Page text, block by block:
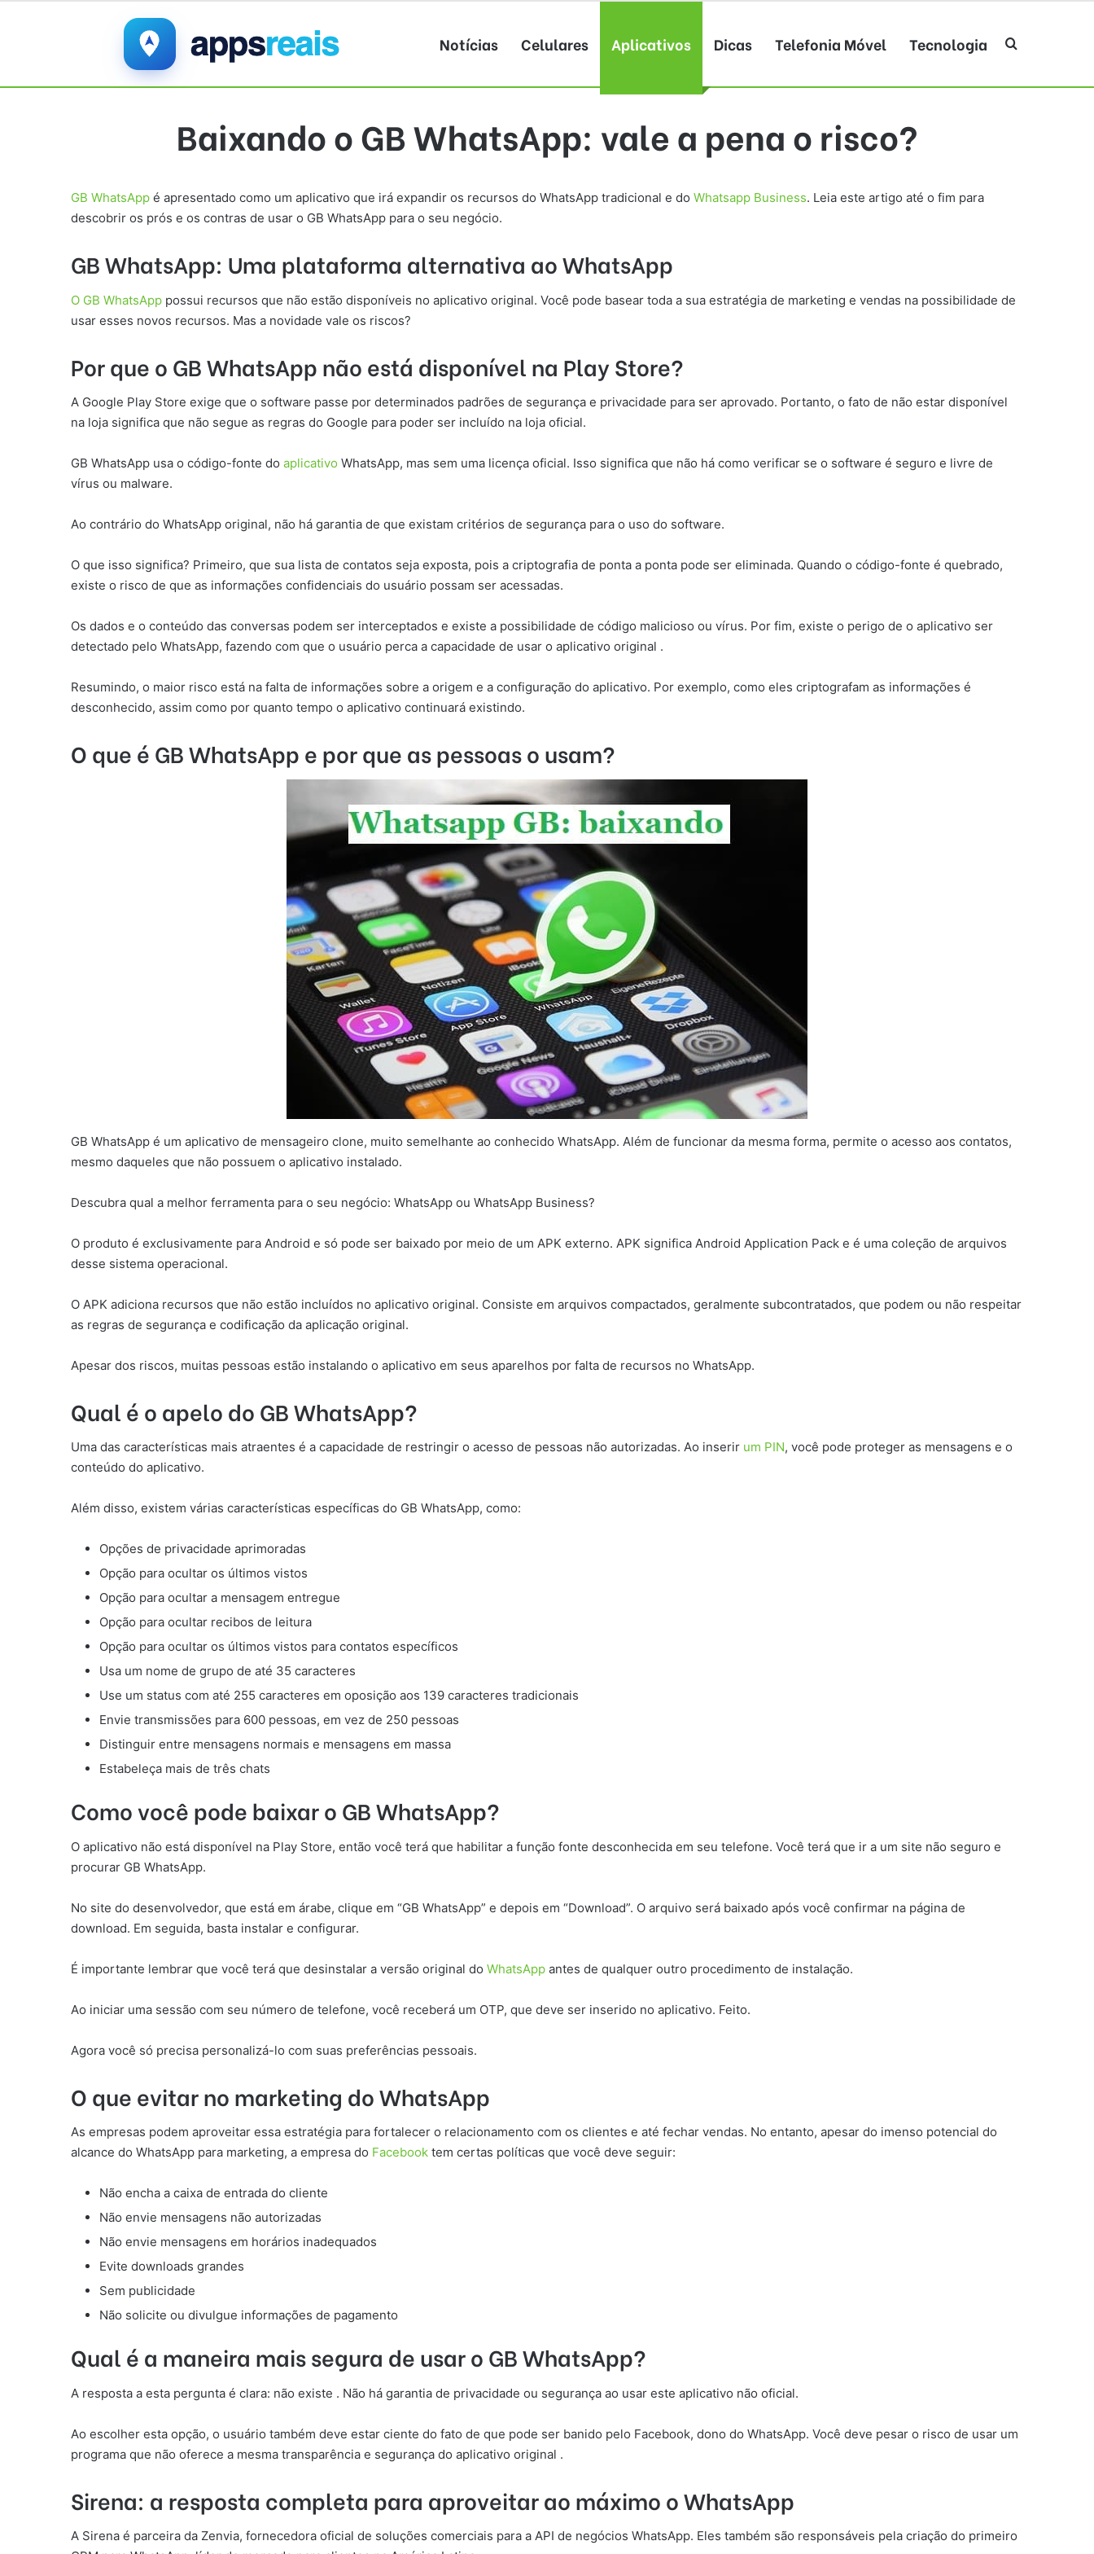
Notícias Celulares Aplicativos Dicas Telefonia Móvel Tecnologia Procurar por
Baixando o GB WhatsApp: vale a pena o risco?
GB WhatsApp é apresentado como um aplicativo que irá expandir os recursos do WhatsApp tradicional e do Whatsapp Business. Leia este artigo até o fim para
descobrir os prós e os contras de usar o GB WhatsApp para o seu negócio.
GB WhatsApp: Uma plataforma alternativa ao WhatsApp
O GB WhatsApp possui recursos que não estão disponíveis no aplicativo original. Você pode basear toda a sua estratégia de marketing e vendas na possibilidade de
usar esses novos recursos. Mas a novidade vale os riscos?
Por que o GB WhatsApp não está disponível na Play Store?
A Google Play Store exige que o software passe por determinados padrões de segurança e privacidade para ser aprovado. Portanto, o fato de não estar disponível
na loja significa que não segue as regras do Google para poder ser incluído na loja oficial.
GB WhatsApp usa o código-fonte do aplicativo WhatsApp, mas sem uma licença oficial. Isso significa que não há como verificar se o software é seguro e livre de
vírus ou malware.
Ao contrário do WhatsApp original, não há garantia de que existam critérios de segurança para o uso do software.
O que isso significa? Primeiro, que sua lista de contatos seja exposta, pois a criptografia de ponta a ponta pode ser eliminada. Quando o código-fonte é quebrado,
existe o risco de que as informações confidenciais do usuário possam ser acessadas.
Os dados e o conteúdo das conversas podem ser interceptados e existe a possibilidade de código malicioso ou vírus. Por fim, existe o perigo de o aplicativo ser
detectado pelo WhatsApp, fazendo com que o usuário perca a capacidade de usar o aplicativo original .
Resumindo, o maior risco está na falta de informações sobre a origem e a configuração do aplicativo. Por exemplo, como eles criptografam as informações é
desconhecido, assim como por quanto tempo o aplicativo continuará existindo.
O que é GB WhatsApp e por que as pessoas o usam?
GB WhatsApp é um aplicativo de mensageiro clone, muito semelhante ao conhecido WhatsApp. Além de funcionar da mesma forma, permite o acesso aos contatos,
mesmo daqueles que não possuem o aplicativo instalado.
Descubra qual a melhor ferramenta para o seu negócio: WhatsApp ou WhatsApp Business?
O produto é exclusivamente para Android e só pode ser baixado por meio de um APK externo. APK significa Android Application Pack e é uma coleção de arquivos
desse sistema operacional.
O APK adiciona recursos que não estão incluídos no aplicativo original. Consiste em arquivos compactados, geralmente subcontratados, que podem ou não respeitar
as regras de segurança e codificação da aplicação original.
Apesar dos riscos, muitas pessoas estão instalando o aplicativo em seus aparelhos por falta de recursos no WhatsApp.
Qual é o apelo do GB WhatsApp?
Uma das características mais atraentes é a capacidade de restringir o acesso de pessoas não autorizadas. Ao inserir um PIN, você pode proteger as mensagens e o
conteúdo do aplicativo.
Além disso, existem várias características específicas do GB WhatsApp, como:
Opções de privacidade aprimoradas
Opção para ocultar os últimos vistos
Opção para ocultar a mensagem entregue
Opção para ocultar recibos de leitura
Opção para ocultar os últimos vistos para contatos específicos
Usa um nome de grupo de até 35 caracteres
Use um status com até 255 caracteres em oposição aos 139 caracteres tradicionais
Envie transmissões para 600 pessoas, em vez de 250 pessoas
Distinguir entre mensagens normais e mensagens em massa
Estabeleça mais de três chats
Como você pode baixar o GB WhatsApp?
O aplicativo não está disponível na Play Store, então você terá que habilitar a função fonte desconhecida em seu telefone. Você terá que ir a um site não seguro e
procurar GB WhatsApp.
No site do desenvolvedor, que está em árabe, clique em “GB WhatsApp” e depois em “Download”. O arquivo será baixado após você confirmar na página de
download. Em seguida, basta instalar e configurar.
É importante lembrar que você terá que desinstalar a versão original do WhatsApp antes de qualquer outro procedimento de instalação.
Ao iniciar uma sessão com seu número de telefone, você receberá um OTP, que deve ser inserido no aplicativo. Feito.
Agora você só precisa personalizá-lo com suas preferências pessoais.
O que evitar no marketing do WhatsApp
As empresas podem aproveitar essa estratégia para fortalecer o relacionamento com os clientes e até fechar vendas. No entanto, apesar do imenso potencial do
alcance do WhatsApp para marketing, a empresa do Facebook tem certas políticas que você deve seguir:
Não encha a caixa de entrada do cliente
Não envie mensagens não autorizadas
Não envie mensagens em horários inadequados
Evite downloads grandes
Sem publicidade
Não solicite ou divulgue informações de pagamento
Qual é a maneira mais segura de usar o GB WhatsApp?
A resposta a esta pergunta é clara: não existe . Não há garantia de privacidade ou segurança ao usar este aplicativo não oficial.
Ao escolher esta opção, o usuário também deve estar ciente do fato de que pode ser banido pelo Facebook, dono do WhatsApp. Você deve pesar o risco de usar um
programa que não oferece a mesma transparência e segurança do aplicativo original .
Sirena: a resposta completa para aproveitar ao máximo o WhatsApp
A Sirena é parceira da Zenvia, fornecedora oficial de soluções comerciais para a API de negócios WhatsApp. Eles também são responsáveis ​​pela criação do primeiro